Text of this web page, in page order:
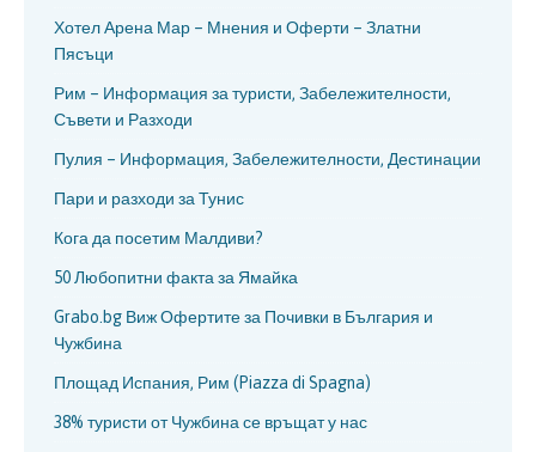
Хотел Арена Мар – Мнения и Оферти – Златни
Пясъци
Рим – Информация за туристи, Забележителности,
Съвети и Разходи
Пулия – Информация, Забележителности, Дестинации
Пари и разходи за Тунис
Кога да посетим Малдиви?
50 Любопитни факта за Ямайка
Grabo.bg Виж Офертите за Почивки в България и
Чужбина
Площад Испания, Рим (Piazza di Spagna)
38% туристи от Чужбина се връщат у нас